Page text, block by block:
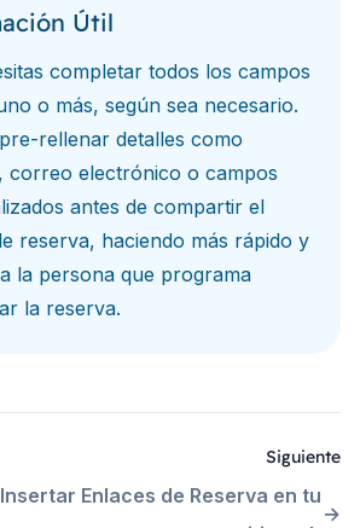
Útil
completar todos los campos
o más, según sea necesario.
rellenar detalles como
correo electrónico o campos
antes de compartir el
reserva, haciendo más rápido y
la persona que programa
la reserva.
Siguiente
Insertar Enlaces de Reserva en tu